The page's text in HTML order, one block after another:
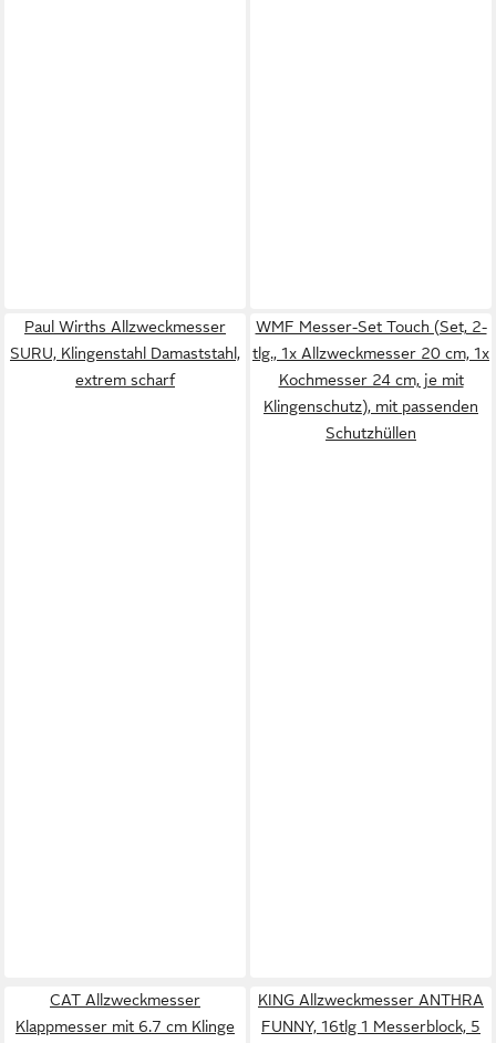
Paul Wirths Allzweckmesser
SURU, Klingenstahl Damaststahl,
extrem scharf
WMF Messer-Set Touch (Set, 2-
tlg., 1x Allzweckmesser 20 cm, 1x
Kochmesser 24 cm, je mit
Klingenschutz), mit passenden
Schutzhüllen
CAT Allzweckmesser
Klappmesser mit 6.7 cm Klinge
KING Allzweckmesser ANTHRA
FUNNY, 16tlg 1 Messerblock, 5